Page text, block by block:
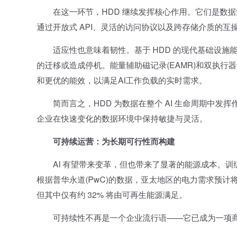
在这一环节，HDD 继续发挥核心作用。它们是数据
通过开放式 API、灵活的访问协议以及跨存储介质的互
适应性也意味着韧性。基于 HDD 的现代基础设施
的迁移或造成停机。能量辅助磁记录(EAMR)和双执行
和更优的能效，以满足AI工作负载的实时需求。
简而言之，HDD 为数据在整个 AI 生命周期中发
企业在快速变化的数据环境中保持敏捷与灵活。
可持续运营：为长期可行性而构建
AI 有望带来变革，但也带来了显著的能源成本。训
根据普华永道(PwC)的数据，亚太地区的电力需求预计
但其中仅有约 32% 将由可再生能源满足。
可持续性不再是一个企业流行语——它已成为一项商